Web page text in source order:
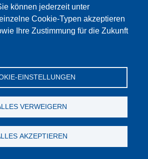
Congress Centrum Ulm
können jederzeit unter
Cookie-Typen akzeptieren
Ihre Zustimmung für die Zukunft
EINSTELLUNGEN
VERWEIGERN
AKZEPTIEREN